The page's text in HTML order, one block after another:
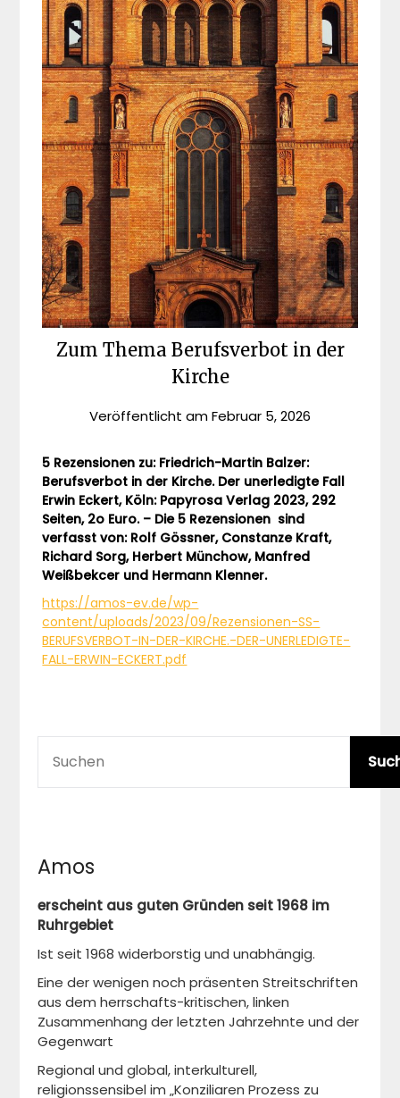
Zum Thema Berufsverbot in der
Kirche
Veröffentlicht amFebruar 5, 2026
5 Rezensionen zu: Friedrich-Martin Balzer:
Berufsverbot in der Kirche. Der unerledigte Fall
Erwin Eckert, Köln: Papyrosa Verlag 2023, 292
Seiten, 2o Euro. – Die 5 Rezensionen sind
verfasst von: Rolf Gössner, Constanze Kraft,
Richard Sorg, Herbert Münchow, Manfred
Weißbekcer und Hermann Klenner.
https://amos-ev.de/wp-
content/uploads/2023/09/Rezensionen-SS-
BERUFSVERBOT-IN-DER-KIRCHE.-DER-UNERLEDIGTE-
FALL-ERWIN-ECKERT.pdf
Amos
erscheint aus guten Gründen seit 1968 im
Ruhrgebiet
Ist seit 1968 widerborstig und unabhängig.
Eine der wenigen noch präsenten Streitschriften
aus dem herrschafts-kritischen, linken
Zusammenhang der letzten Jahrzehnte und der
Gegenwart
Regional und global, interkulturell,
religionssensibel im „Konziliaren Prozess zu